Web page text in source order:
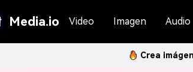
Media.io Video Imagen Audio
Crea